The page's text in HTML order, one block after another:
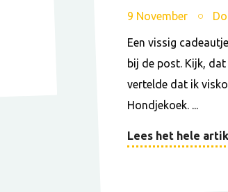
9 November
Een vissig
bij de post. Kijk,
vertelde dat ik
Hondjekoek. ...
Lees het hele